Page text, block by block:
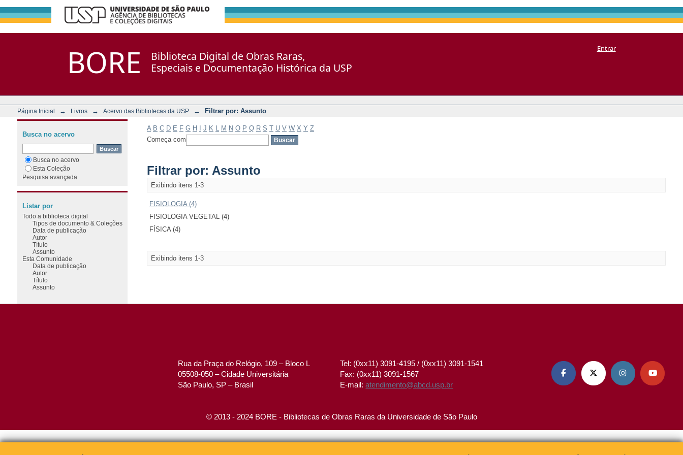
BORE
Biblioteca Digital de Obras Raras,
Especiais e Documentação Histórica da USP
Entrar
Página Inicial → Livros → Acervo das Bibliotecas da USP → Filtrar por: Assunto
A B C D E F G H J K M N O P Q R S T U V W X Y Z
Começa com
Filtrar por: Assunto
Exibindo itens 1-3
FISIOLOGIA (4)
FISIOLOGIA VEGETAL (4)
FÍSICA (4)
Exibindo itens 1-3
Busca no acervo
Busca no acervo
Esta Coleção
Pesquisa avançada
Listar por
Todo a biblioteca digital
Tipos de documento & Coleções
Data de publicação
Autor
Título
Assunto
Esta Comunidade
Data de publicação
Autor
Título
Assunto
Rua da Praça do Relógio, 109 – Bloco L
05508-050 – Cidade Universitária
São Paulo, SP – Brasil
Tel: (0xx11) 3091-4195 / (0xx11) 3091-1541
Fax: (0xx11) 3091-1567
E-mail:atendimento@abcd.usp.br
   
© 2013 - 2024 BORE - Bibliotecas de Obras Raras da Universidade de São Paulo